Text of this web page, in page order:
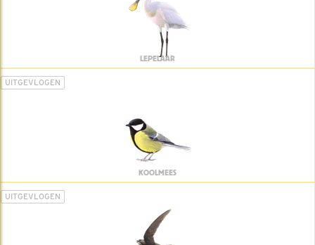
LEPELAAR
UITGEVLOGEN
KOOLMEES
UITGEVLOGEN